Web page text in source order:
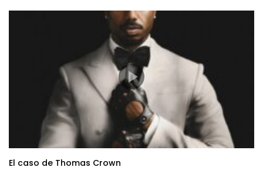
El caso de Thomas Crown